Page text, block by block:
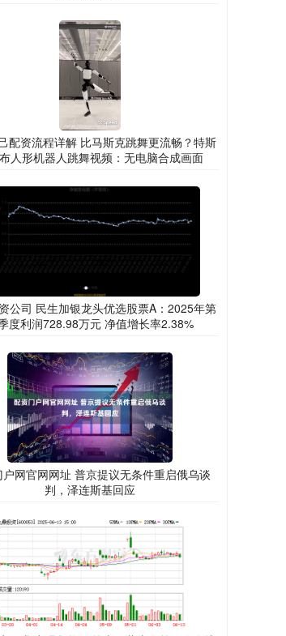
配资流程详解 比马斯克跳舞更流畅？特斯
人形机器人跳舞视频：无电脑合成画面
公司 民生加银龙头优选股票A：2025年第
度利润728.98万元 净值增长率2.38%
网官网网址 普京提议无条件重启俄乌谈
判，泽连斯基回应